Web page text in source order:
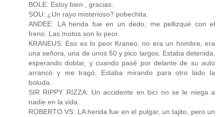
BOLE: Estoy bien , gracias.
SOU: ¿Un rayo misterioso? pobechita.
ANDEE: LA herida fue en un dedo, me pellizqué con el
freno. Las motos son lo peor.
KRANEUS: Eso es lo peor Kraneo, no era un hombre, era
una señora, una de unos 50 y pico largos. Estaba detenida,
esperando doblar, y cuando pasé por delante de su auto
arrancó y me tragó. Estaba mirando para otro lado la
boluda.
SIR RIPPY RIZZA: Un accidente en bici no se le niega a
nadie en la vida.
ROBERTO VS: LA herida fue en el pulgar, un tajito, pero un